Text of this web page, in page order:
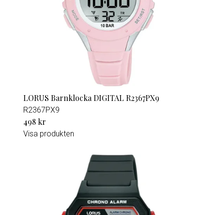
LORUS Barnklocka DIGITAL R2367PX9
R2367PX9
498 kr
Visa produkten